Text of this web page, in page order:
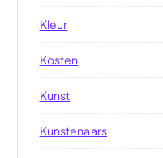
Kleur
Kosten
Kunst
Kunstenaars